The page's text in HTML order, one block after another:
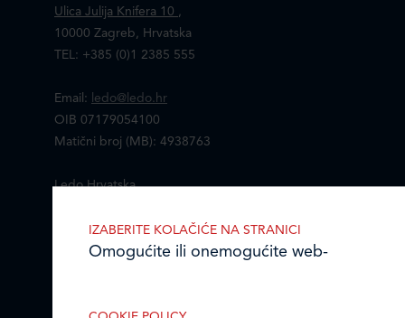
Ulica Julija Knifera 10 ,
10000 Zagreb, Hrvatska
TEL: +385 (0)1 2385 555
Email:
ledo@ledo.hr
OIB 07179054100
Matični broj (MB): 4938763
Ledo Hrvatska
Prodajni centri
Online formular
IZABERITE KOLAČIĆE NA STRANICI
Omogućite ili onemogućite web-